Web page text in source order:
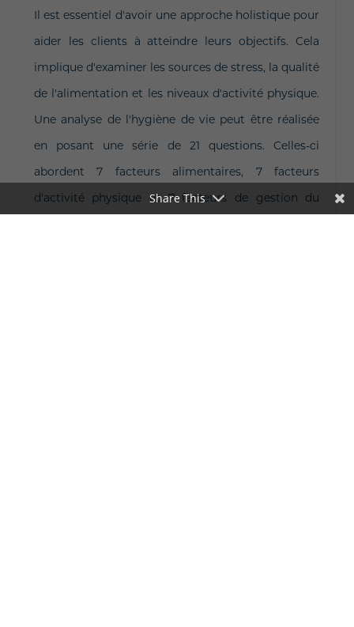
Il est essentiel d'avoir une approche holistique pour
aider les clients à atteindre leurs objectifs. Cela
implique d'examiner les sources de stress, la qualité
de l'alimentation et les niveaux d'activité physique.
Une analyse de l'hygiène de vie peut être réalisée
en posant une série de 21 questions. Celles-ci
abordent 7 facteurs alimentaires, 7 facteurs
d'activité physique et 7 facteurs de gestion du
Share This